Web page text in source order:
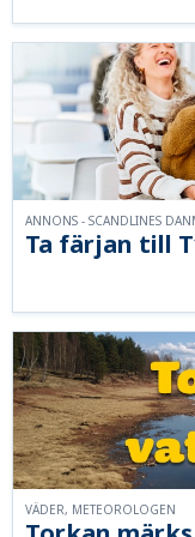
Ta färjan till
ANNONS - SCANDLINES
VÄDER, METEOROLOGEN